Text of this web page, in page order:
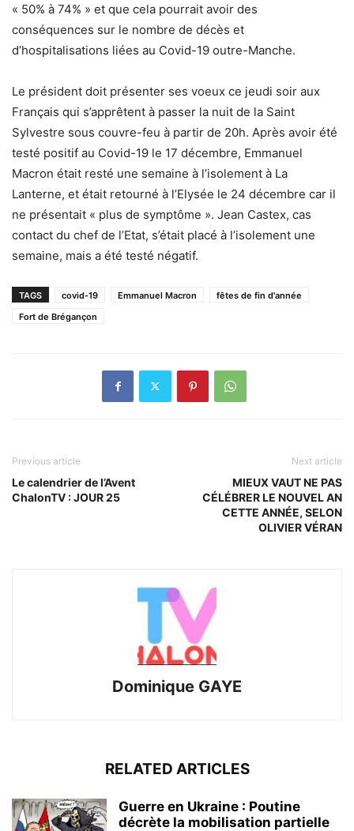
« 50% à 74% » et que cela pourrait avoir des
conséquences sur le nombre de décès et
d’hospitalisations liées au Covid-19 outre-Manche.
Le président doit présenter ses voeux ce jeudi soir aux
Français qui s’apprêtent à passer la nuit de la Saint
Sylvestre sous couvre-feu à partir de 20h. Après avoir été
testé positif au Covid-19 le 17 décembre, Emmanuel
Macron était resté une semaine à l’isolement à La
Lanterne, et était retourné à l’Elysée le 24 décembre car il
ne présentait « plus de symptôme ». Jean Castex, cas
contact du chef de l’Etat, s’était placé à l’isolement une
semaine, mais a été testé négatif.
TAGS covid-19 Emmanuel Macron
fêtes de fin d'année
Fort de Brégançon
Previous article
Le calendrier de l’Avent
ChalonTV : JOUR 25
Next article
MIEUX VAUT NE PAS
CÉLÉBRER LE NOUVEL AN
CETTE ANNÉE, SELON
OLIVIER VÉRAN
Dominique GAYE
RELATED ARTICLES
Guerre en Ukraine : Poutine
décrète la mobilisation partielle